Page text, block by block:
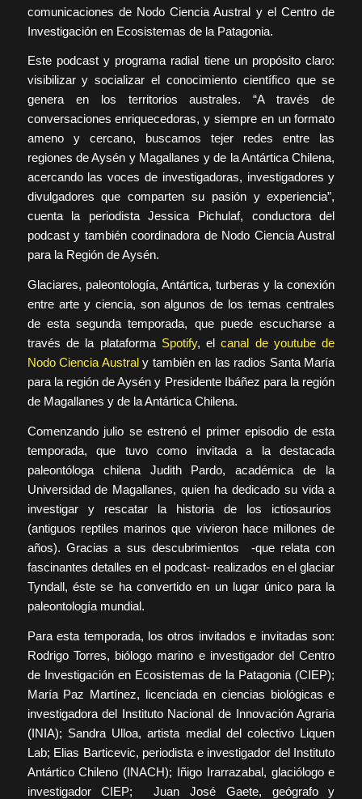
comunicaciones de Nodo Ciencia Austral y el Centro de
Investigación en Ecosistemas de la Patagonia.
Este podcast y programa radial tiene un propósito claro:
visibilizar y socializar el conocimiento científico que se
genera en los territorios australes. “A través de
conversaciones enriquecedoras, y siempre en un formato
ameno y cercano, buscamos tejer redes entre las
regiones de Aysén y Magallanes y de la Antártica Chilena,
acercando las voces de investigadoras, investigadores y
divulgadores que comparten su pasión y experiencia”,
cuenta la periodista Jessica Pichulaf, conductora del
podcast y también coordinadora de Nodo Ciencia Austral
para la Región de Aysén.
Glaciares, paleontología, Antártica, turberas y la conexión
entre arte y ciencia, son algunos de los temas centrales
de esta segunda temporada, que puede escucharse a
través de la plataforma Spotify, elcanal de youtube de
Nodo Ciencia Australy también en las radios Santa María
para la región de Aysén y Presidente Ibáñez para la región
de Magallanes y de la Antártica Chilena.
Comenzando julio se estrenó el primer episodio de esta
temporada, que tuvo como invitada a la destacada
paleontóloga chilena Judith Pardo, académica de la
Universidad de Magallanes, quien ha dedicado su vida a
investigar y rescatar la historia de los ictiosaurios
(antiguos reptiles marinos que vivieron hace millones de
años). Gracias a sus descubrimientos -que relata con
fascinantes detalles en el podcast- realizados en el glaciar
Tyndall, éste se ha convertido en un lugar único para la
paleontología mundial.
Para esta temporada, los otros invitados e invitadas son:
Rodrigo Torres, biólogo marino e investigador del Centro
de Investigación en Ecosistemas de la Patagonia (CIEP);
María Paz Martínez, licenciada en ciencias biológicas e
investigadora del Instituto Nacional de Innovación Agraria
(INIA); Sandra Ulloa, artista medial del colectivo Liquen
Lab; Elias Barticevic, periodista e investigador del Instituto
Antártico Chileno (INACH); Iñigo Irarrazabal, glaciólogo e
investigador CIEP; Juan José Gaete, geógrafo y